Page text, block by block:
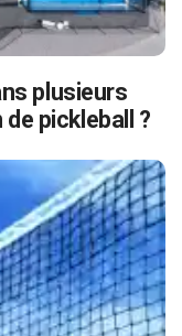
plusieurs
pickleball ?